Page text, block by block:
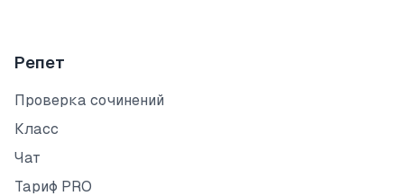
Репет
Проверка сочинений
Класс
Чат
Тариф PRO